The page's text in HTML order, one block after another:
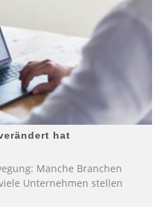
hat
Manche Branchen
Unternehmen stellen